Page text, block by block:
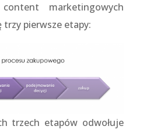
marketingowych
trzy pierwsze etapy:
trzech etapów odwołuje